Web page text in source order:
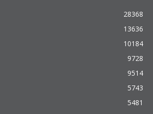
28368
13636
10184
9728
9514
5743
5481